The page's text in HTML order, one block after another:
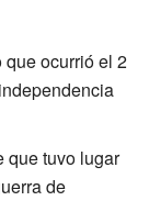
que ocurrió el 2
que tuvo lugar
de